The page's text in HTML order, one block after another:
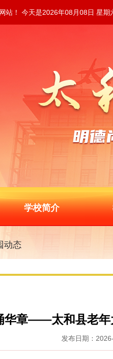
站！ 今天是2026年08月08日 星期
学校简介
动态
华章——太和县老年
发布日期：